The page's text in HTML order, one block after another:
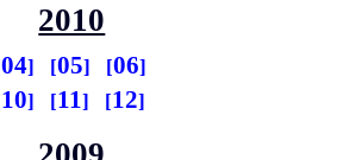
2010
04 05
06
10 11 12